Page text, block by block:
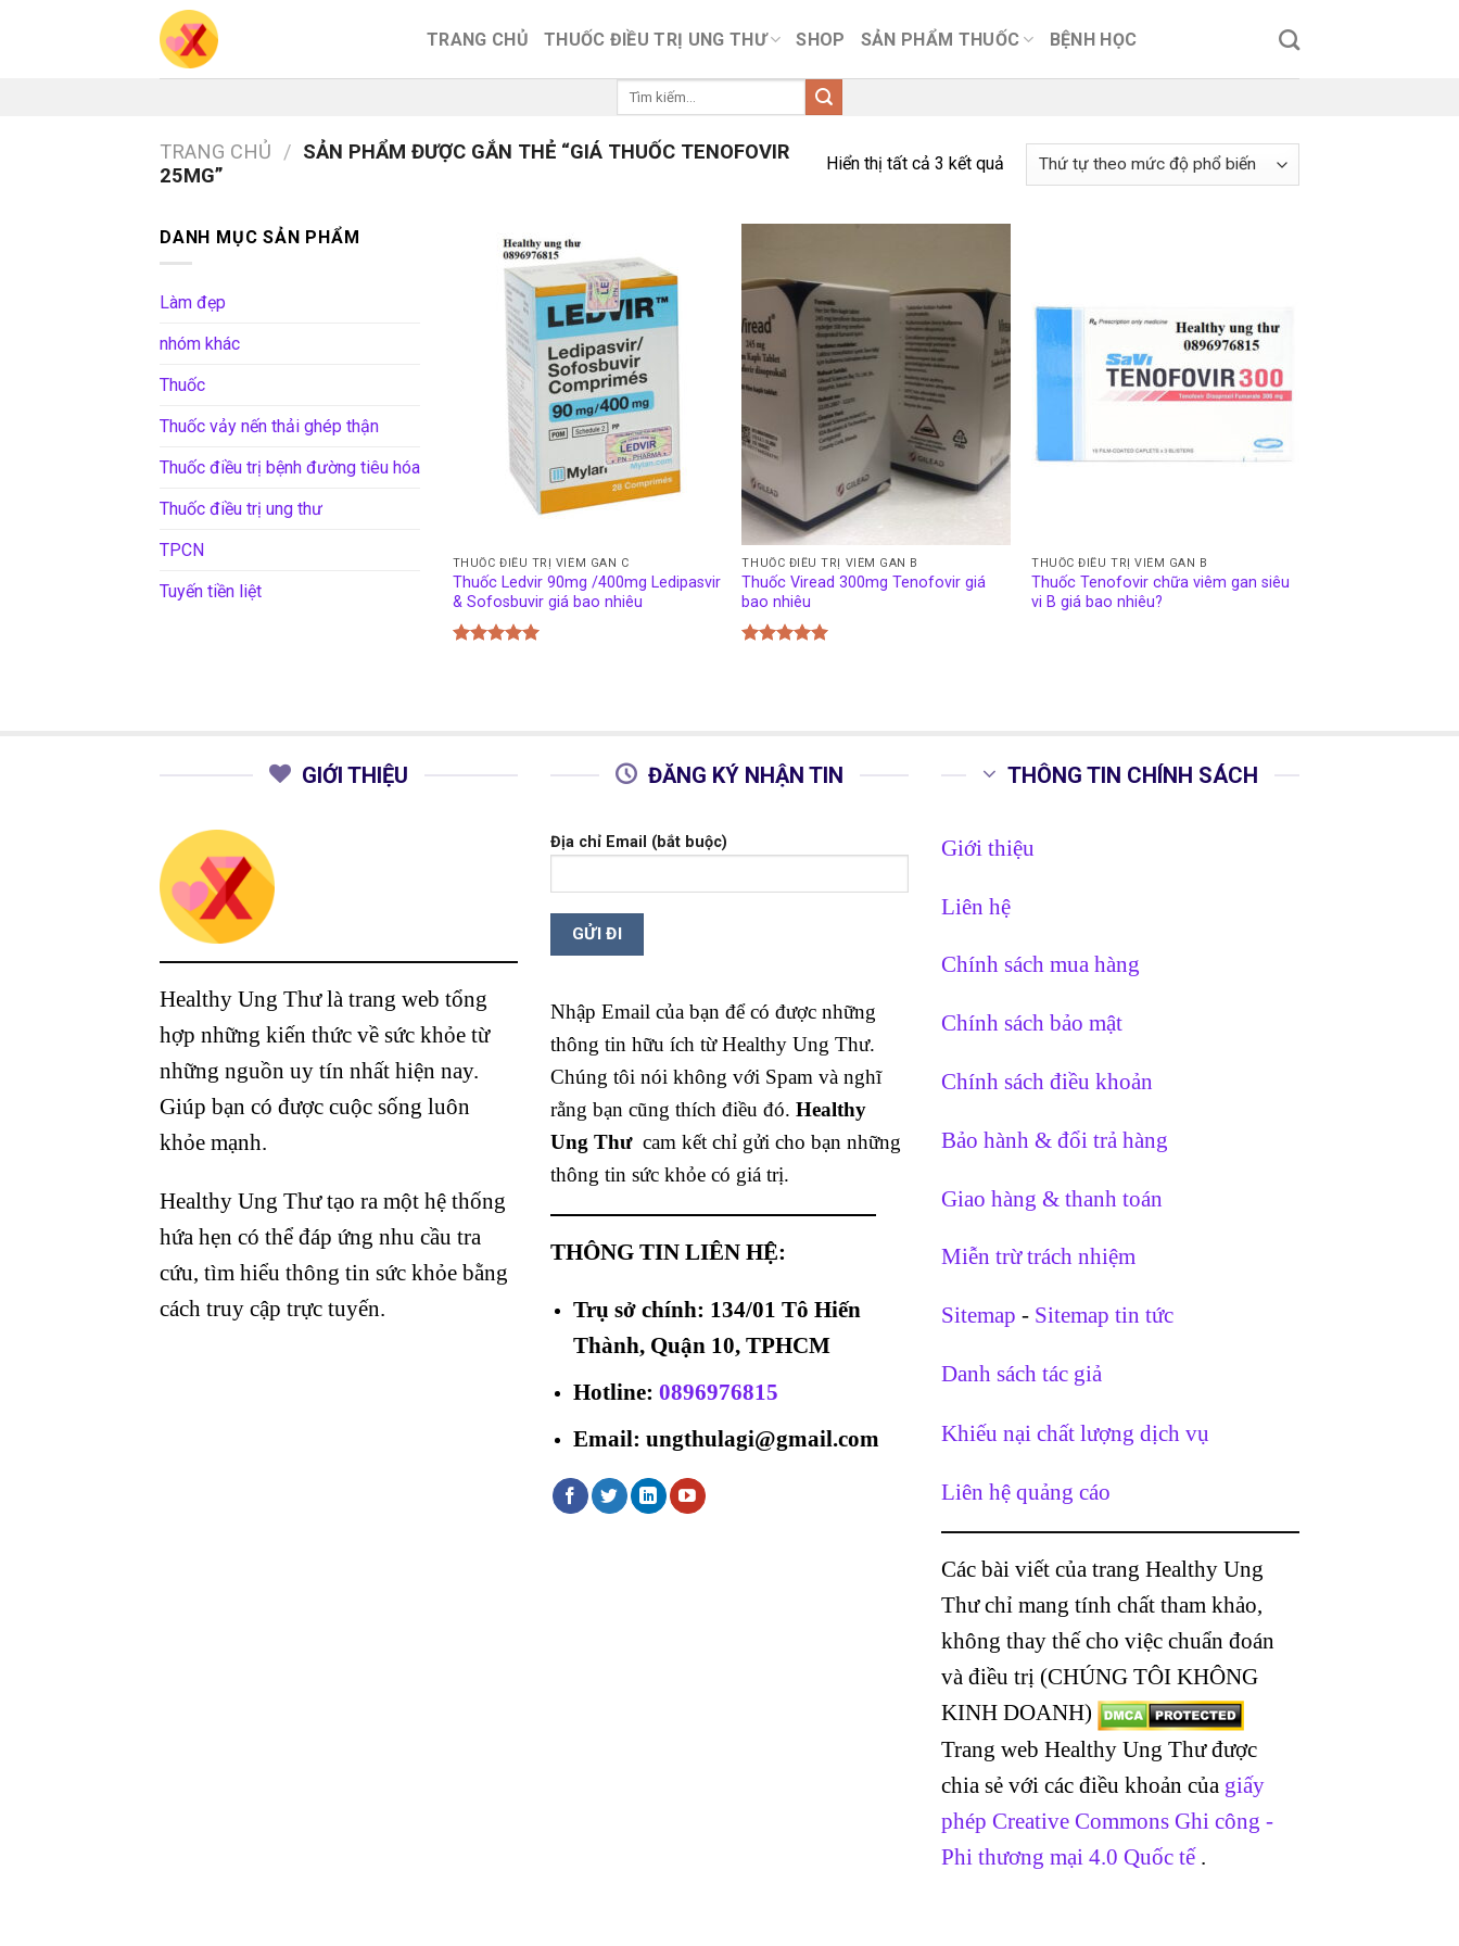
TRANG CHỦ THUỐC ĐIỀU TRỊ UNG THƯ SHOP SẢN PHẨM THUỐC BỆNH HỌC
Tìm
TRANG CHỦ / SẢN PHẨM ĐƯỢC GẮN THẺ “GIÁ THUỐC TENOFOVIR
25MG”
Hiển thị tất cả 3 kết quả
DANH MỤC SẢN PHẨM
Làm đẹp
nhóm khác
Thuốc
Thuốc vảy nến thải ghép thận
Thuốc điều trị bệnh đường tiêu hóa
Thuốc điều trị ung thư
TPCN
Tuyến tiền liệt
THUỐC ĐIỀU TRỊ VIÊM GAN C
Thuốc Ledvir 90mg /400mg Ledipasvir
& Sofosbuvir giá bao nhiêu
THUỐC ĐIỀU TRỊ VIÊM GAN B
Thuốc Viread 300mg Tenofovir giá
bao nhiêu
THUỐC ĐIỀU TRỊ VIÊM GAN B
Thuốc Tenofovir chữa viêm gan siêu
vi B giá bao nhiêu?
GIỚI THIỆU
Healthy Ung Thư là trang web tổng
hợp những kiến thức về sức khỏe từ
những nguồn uy tín nhất hiện nay.
Giúp bạn có được cuộc sống luôn
khỏe mạnh.
Healthy Ung Thư tạo ra một hệ thống
hứa hẹn có thể đáp ứng nhu cầu tra
cứu, tìm hiểu thông tin sức khỏe bằng
cách truy cập trực tuyến.
ĐĂNG KÝ NHẬN TIN
Địa chỉ Email (bắt buộc)
Nhập Email của bạn để có được những
thông tin hữu ích từ Healthy Ung Thư.
Chúng tôi nói không với Spam và nghĩ
rằng bạn cũng thích điều đó. Healthy
Ung Thư cam kết chỉ gửi cho bạn những
thông tin sức khỏe có giá trị.
THÔNG TIN LIÊN HỆ:
Trụ sở chính: 134/01 Tô Hiến
Thành, Quận 10, TPHCM
Hotline: 0896976815
Email: ungthulagi@gmail.com
THÔNG TIN CHÍNH SÁCH
Giới thiệu
Liên hệ
Chính sách mua hàng
Chính sách bảo mật
Chính sách điều khoản
Bảo hành & đổi trả hàng
Giao hàng & thanh toán
Miễn trừ trách nhiệm
Sitemap - Sitemap tin tức
Danh sách tác giả
Khiếu nại chất lượng dịch vụ
Liên hệ quảng cáo
Các bài viết của trang Healthy Ung
Thư chỉ mang tính chất tham khảo,
không thay thế cho việc chuẩn đoán
và điều trị (CHÚNG TÔI KHÔNG
KINH DOANH)
Trang web Healthy Ung Thư được
chia sẻ với các điều khoản của giấy
phép Creative Commons Ghi công -
Phi thương mại 4.0 Quốc tế